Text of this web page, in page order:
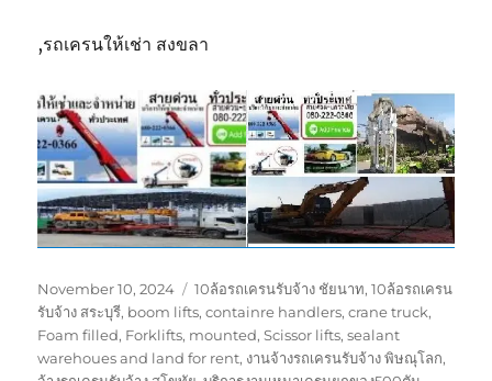
,รถเครนให้เช่า สงขลา
Posted
on
November 10, 2024 Tags
10ล้อรถเครนรับจ้าง ชัยนาท,10ล้อรถเครน
รับจ้าง สระบุรี, boom lifts,containre handlers,crane truck,
Foam filled, Forklifts, mounted,Scissor lifts,sealant
warehoues and land for rent, งานจ้างรถเครนรับจ้าง พิษณุโลก,